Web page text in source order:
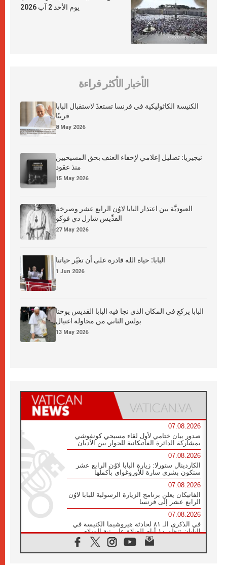
يوم الأحد 2 آب 2026
الأخبار الأكثر قراءة
الكنيسة الكاثوليكية في فرنسا تستعدّ لاستقبال البابا
قريبًا
8 May 2026
نيجيريا: تضليل إعلامي لإخفاء العنف بحق المسيحيين
منذ عقود
15 May 2026
العبوديَّة بين اعتذار البابا لاوُن الرابع عشر وصرخة
القدِّيس شارل دي فوكو
27 May 2026
البابا: حياة الله قادرة على أن تغيّر حياتنا
1 Jun 2026
البابا يركع في المكان الذي نجا فيه البابا القديس يوحنا
بولس الثاني من محاولة اغتيال
13 May 2026
07.08.2026
صدور بيان ختامي لأول لقاء مسيحي كونفوشي
بمشاركة الدائرة الفاتيكانية للحوار بين الأديان
07.08.2026
الكاردينال ستورلا: زيارة البابا لاوُن الرابع عشر
ستكون بشرى سارة للأوروغواي بأكملها
07.08.2026
الفاتيكان يعلن برنامج الزيارة الرسولية للبابا لاوُن
الرابع عشر إلى فرنسا
07.08.2026
في الذكرى الـ ٨١ لحادثة هيروشيما الكنيسة في
اليابان تنظم ١٠ أيام للصلاة على نية السلام
الكنيسة في الأوروغواي: زيارة البابا ستعزز